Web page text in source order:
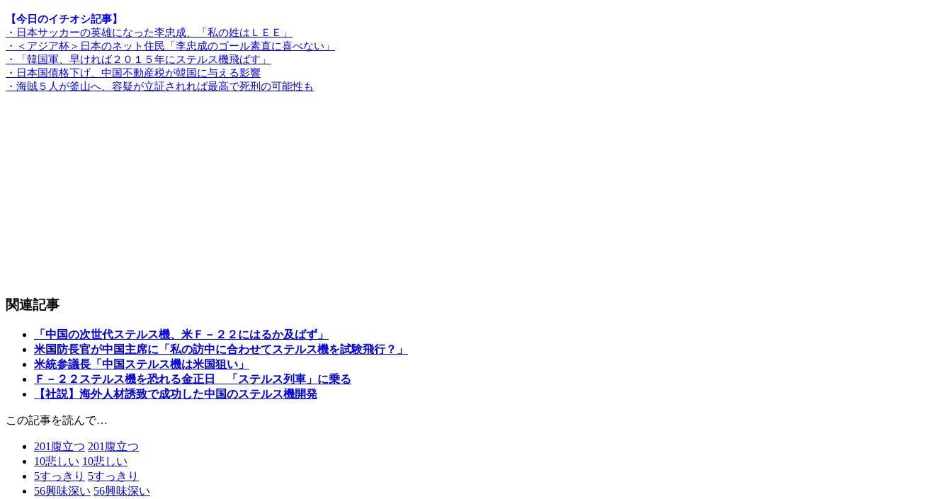
【今日のイチオシ記事】
・日本サッカーの英雄になった李忠成、「私の姓はＬＥＥ」
・＜アジア杯＞日本のネット住民「李忠成のゴール素直に喜べない」
・「韓国軍、早ければ２０１５年にステルス機飛ばす」
・日本国債格下げ、中国不動産税が韓国に与える影響
・海賊５人が釜山へ、容疑が立証されれば最高で死刑の可能性も
関連記事
「中国の次世代ステルス機、米Ｆ－２２にはるか及ばず」
米国防長官が中国主席に「私の訪中に合わせてステルス機を試験飛行？」
米統参議長「中国ステルス機は米国狙い」
Ｆ－２２ステルス機を恐れる金正日 「ステルス列車」に乗る
【社説】海外人材誘致で成功した中国のステルス機開発
この記事を読んで…
201 腹立つ 201 腹立つ
10悲しい 10悲しい
5すっきり 5すっきり
56興味深い 56興味深い